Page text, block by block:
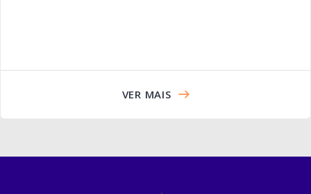
VER MAIS